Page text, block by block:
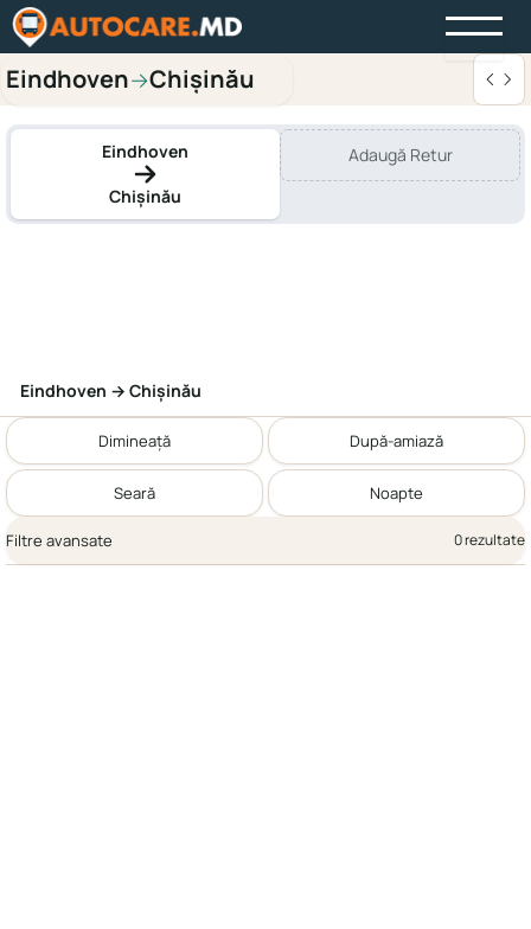
Eindhoven→Chișinău
Eindhoven
Chișinău
Adaugă Retur
Eindhoven → Chișinău
Dimineață După-amiază
Seară Noapte
Filtre avansate 0 rezultate